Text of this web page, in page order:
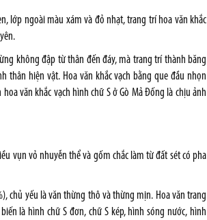
lớp ngoài màu xám và đỏ nhạt, trang trí hoa văn khắc
không đập từ thân đến đáy, mà trang trí thành băng
hiện vật. Hoa văn khắc vạch bằng que đầu nhọn
văn khắc vạch hình chữ S ở Gò Mả Đống là chịu ảnh
vụn vỏ nhuyễn thể và gốm chắc làm từ đất sét có pha
chủ yếu là văn thừng thô và thừng mịn. Hoa văn trang
là hình chữ S đơn, chữ S kép, hình sóng nước, hình